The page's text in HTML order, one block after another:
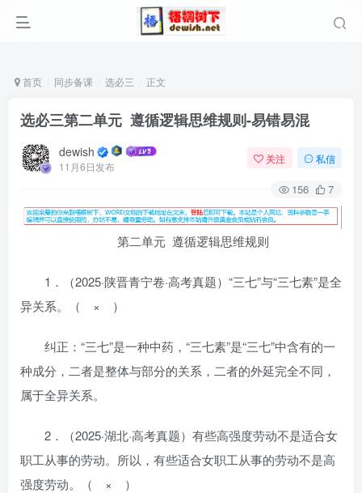
首页 同步备课 选必三 正文
选必三第二单元 遵循逻辑思维规则-易错易混
dewish
11月6日发布
关注 私信
156 7
第二单元 遵循逻辑思维规则
1．（2025·陕晋青宁卷·高考真题）“三七”与“三七素”是全
异关系。（ × ）
纠正：“三七”是一种中药，“三七素”是“三七”中含有的一
种成分，二者是整体与部分的关系，二者的外延完全不同，
属于全异关系。
2．（2025·湖北·高考真题）有些高强度劳动不是适合女
职工从事的劳动。所以，有些适合女职工从事的劳动不是高
强度劳动。（ × ）